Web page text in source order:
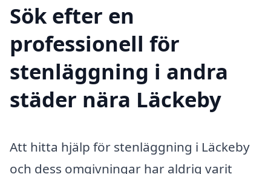
Sök efter en
professionell för
stenläggning i andra
städer nära Läckeby
Att hitta hjälp för stenläggning i Läckeby
och dess omgivningar har aldrig varit